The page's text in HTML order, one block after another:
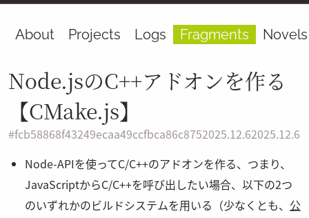
About Projects Logs Fragments Novels
Node.jsのC++アドオンを作る
【CMake.js】
#fcb58868f43249ecaa49ccfbca86c8752025.12.62025.12.6
Node-APIを使ってC/C++のアドオンを作る、つまり、
JavaScriptからC/C++を呼び出したい場合、以下の2つ
のいずれかのビルドシステムを用いる（少なくとも、 公